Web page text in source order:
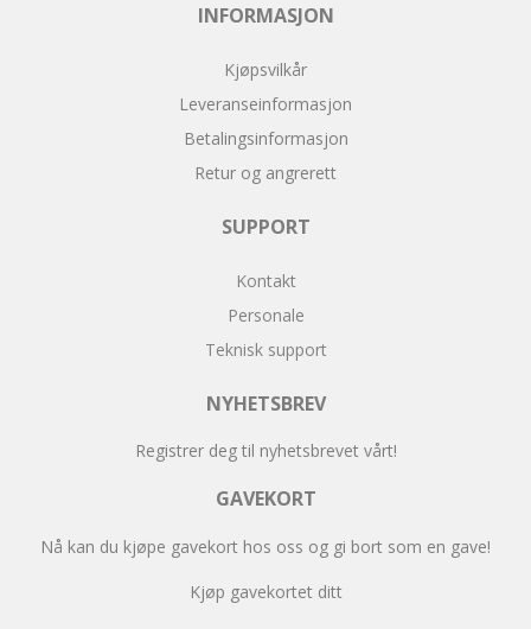
INFORMASJON
Kjøpsvilkår
Leveranseinformasjon
Betalingsinformasjon
Retur og angrerett
SUPPORT
Kontakt
Personale
Teknisk support
NYHETSBREV
Registrer deg til nyhetsbrevet vårt!
GAVEKORT
Nå kan du kjøpe gavekort hos oss og gi bort som en gave!
Kjøp gavekortet ditt